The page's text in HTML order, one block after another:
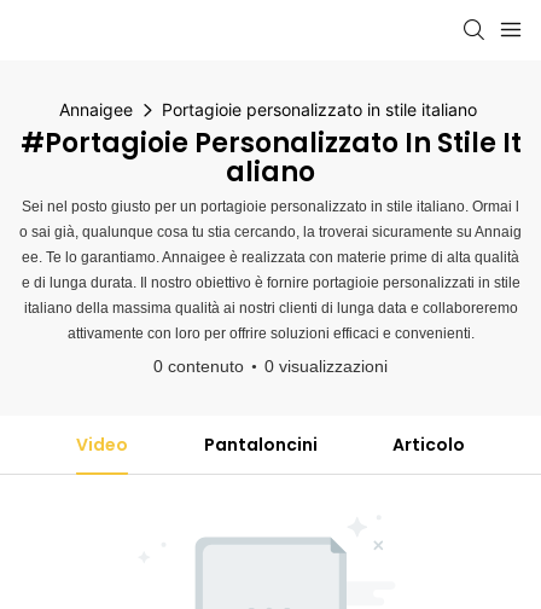
Annaigee Portagioie personalizzato in stile italiano
#Portagioie Personalizzato In Stile It
Aliano
Sei nel posto giusto per un portagioie personalizzato in stile italiano. Ormai l
o sai già, qualunque cosa tu stia cercando, la troverai sicuramente su Annaig
ee. Te lo garantiamo. Annaigee è realizzata con materie prime di alta qualità
e di lunga durata. Il nostro obiettivo è fornire portagioie personalizzati in stile
italiano della massima qualità ai nostri clienti di lunga data e collaboreremo
attivamente con loro per offrire soluzioni efficaci e convenienti.
0 contenuto 0 visualizzazioni
Video Pantaloncini Articolo